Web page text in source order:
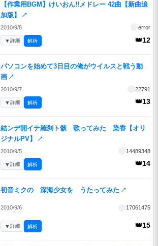
【作業用BGM】けいおん!!メドレー 42曲【新曲追
加版】
↗
2010/9/8 error
👑12
▼詳細 解析
パソコンを始めて3日目の俺がウイルスと戦う動
画 ↗
2010/9/7 22791
👑13
▼詳細 解析
結ンデ開イテ羅刹ト骸 歌ってみた 染香【オリ
ジナルPV】
↗
2010/9/5 14489348
👑14
▼詳細 解析
初音ミクの 深海少女を うたってみた ↗
2010/9/6 17061475
👑15
▼詳細 解析